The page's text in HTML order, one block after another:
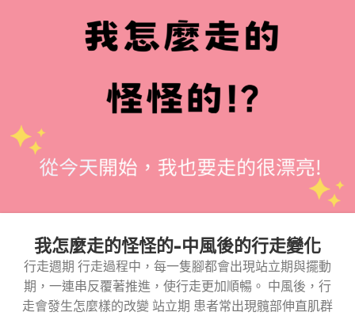
我怎麼走的怪怪的-中風後的行走變化
行走週期 行走過程中，每一隻腳都會出現站立期與擺動
期，一連串反覆著推進，使行走更加順暢。 中風後，行
走會發生怎麼樣的改變 站立期 患者常出現髖部伸直肌群